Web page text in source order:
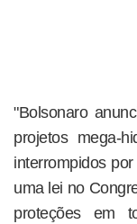
"Bolsonaro
projetos mega-
interrompidos
uma lei no
proteções em